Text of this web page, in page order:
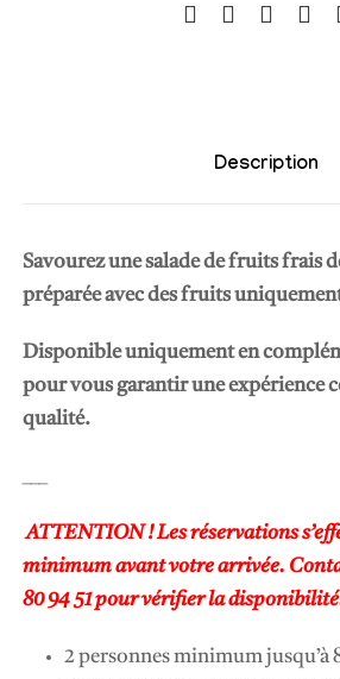
r
u
i
t
f
s
Description
Savourez unesalade de fruits frais
préparée avec des fruits
Disponible uniquement en
pour vous garantir une expérience
qualité.
ATTENTION ! Les réservations
minimum avant votre arrivée.
80 94 51 pour vérifier la
2 personnes minimum jusqu’à